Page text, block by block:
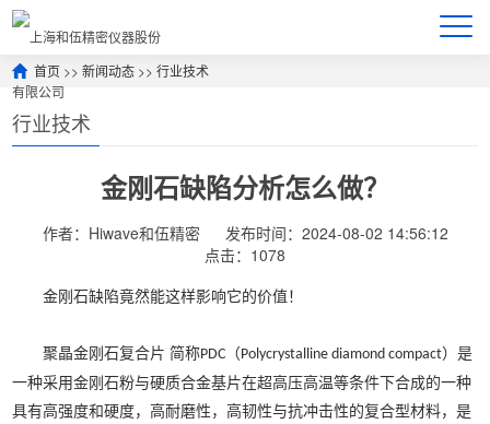
首页 >>新闻动态 >>行业技术
行业技术
金刚石缺陷分析怎么做？
作者：Hiwave和伍精密
发布时间：2024-08-02 14:56:12
点击：1078
金刚石缺陷竟然能这样影响它的价值！
聚晶金刚石复合片 简称PDC （Polycrystalline diamond compact）是
一种采用金刚石粉与硬质合金基片在超高压高温等条件下合成的一种
具有高强度和硬度，高耐磨性，高韧性与抗冲击性的复合型材料，是